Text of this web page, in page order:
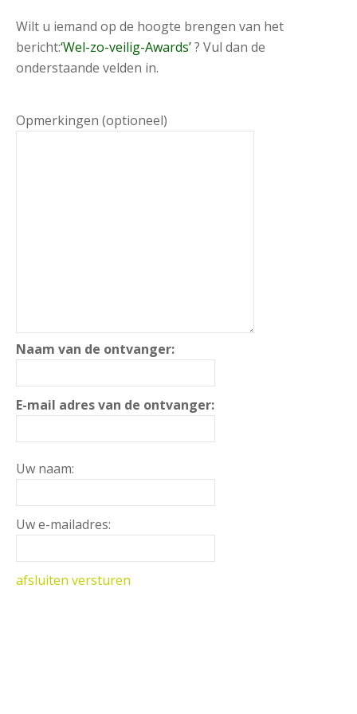
Wilt u iemand op de hoogte brengen van het
bericht:‘Wel-zo-veilig-Awards’? Vul dan de
onderstaande velden in.
Opmerkingen (optioneel)
Naam van de ontvanger:
E-mail adres van de ontvanger:
Uw naam:
Uw e-mailadres:
afsluiten versturen